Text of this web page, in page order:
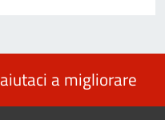
a migliorare